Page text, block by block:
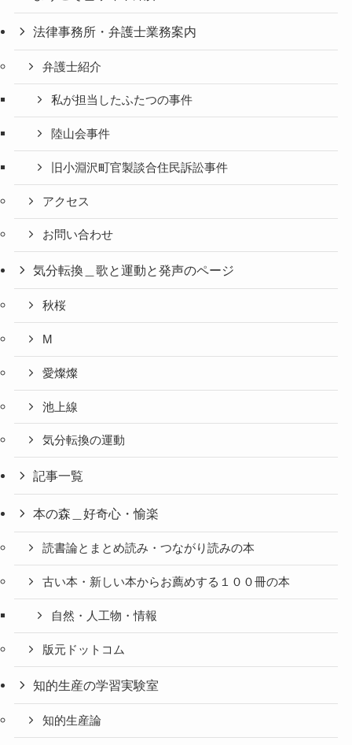
法律事務所・弁護士業務案内
弁護士紹介
私が担当したふたつの事件
陸山会事件
旧小淵沢町官製談合住民訴訟事件
アクセス
お問い合わせ
気分転換＿歌と運動と発声のページ
秋桜
M
愛燦燦
池上線
気分転換の運動
記事一覧
本の森＿好奇心・愉楽
読書論とまとめ読み・つながり読みの本
古い本・新しい本からお薦めする１００冊の本
自然・人工物・情報
版元ドットコム
知的生産の学習実験室
知的生産論